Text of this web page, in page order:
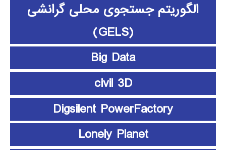
الگوریتم جستجوی محلی گرانشی
(GELS)
Big Data
civil 3D
Digsilent PowerFactory
Lonely Planet